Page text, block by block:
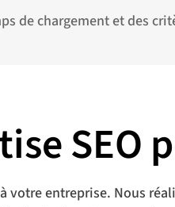
de chargement et des
SEO
votre entreprise. Nous